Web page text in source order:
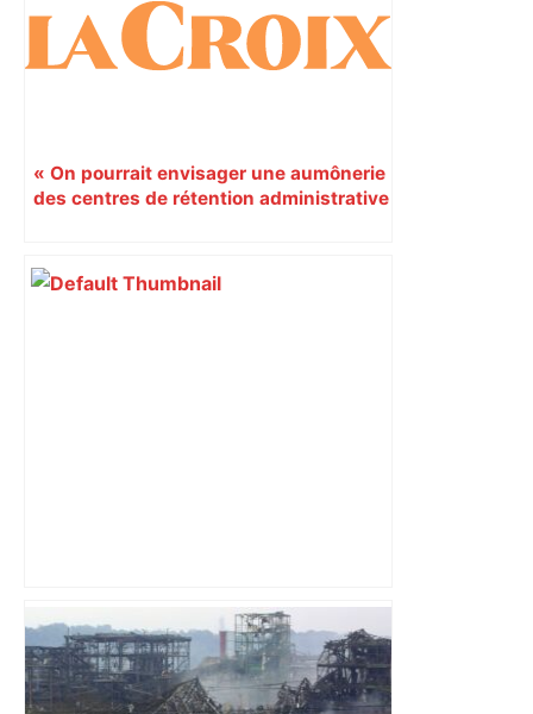
« On pourrait envisager une aumônerie
des centres de rétention administrative
Municipales à Toulouse: un syndicat de
patrons appelle au barrage contre LFI –
RMC